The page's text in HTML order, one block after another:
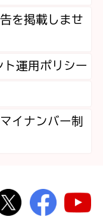
を掲載しませ
運用ポリシー
イナンバー制
桜川市
桜川市公式
桜川